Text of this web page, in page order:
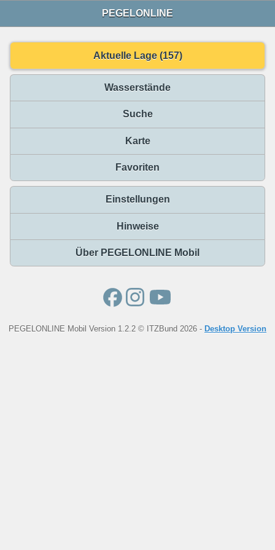
PEGELONLINE
Aktuelle Lage (157)
Wasserstände
Suche
Karte
Favoriten
Einstellungen
Hinweise
Über PEGELONLINE Mobil
PEGELONLINE Mobil Version 1.2.2 © ITZBund 2026 - Desktop Version